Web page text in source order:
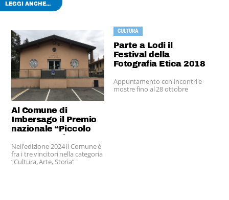
LEGGI ANCHE...
Al Comune di
Imbersago il Premio
nazionale “Piccolo
Comune Amico”
Nell’edizione 2024 il Comune è
fra i tre vincitori nella categoria
“Cultura, Arte, Storia”
CULTURA
Parte a Lodi il
Festival della
Fotografia Etica 2018
Appuntamento con incontri e
mostre fino al 28 ottobre